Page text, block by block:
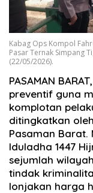
Kabag Ops Kompol
Pasar Ternak Simpang
(22/05/2026).
PASAMAN BARAT,
preventif guna
komplotan
ditingkatkan
Pasaman Barat.
Iduladha 1447
sejumlah
tindak
lonjakan harga